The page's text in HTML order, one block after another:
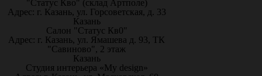
"Статус Кво" (склад Артполе)
Адрес: г. Казань, ул. Горсоветская, д. 33
Казань
Салон "Статус Кв0"
Адрес: г. Казань, ул. Ямашева д. 93, ТК
"Савиново", 2 этаж
Казань
Студия интерьера «My design»